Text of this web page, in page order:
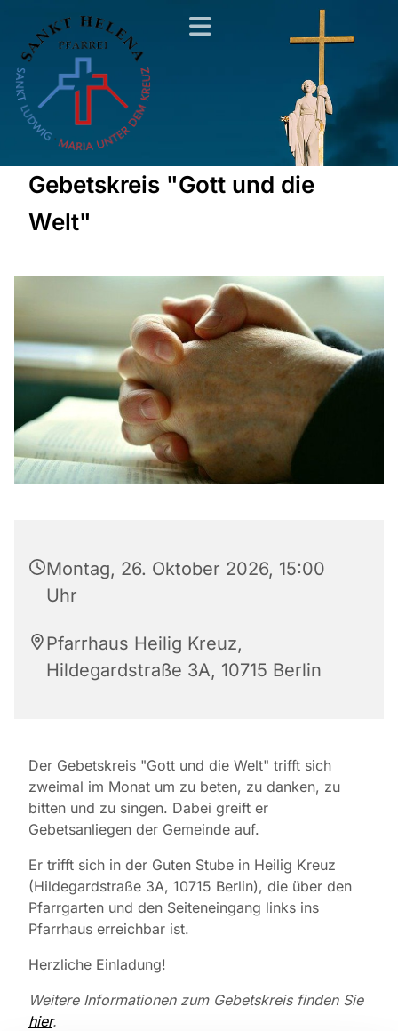
Gebetskreis "Gott und die
Welt"
Montag, 26. Oktober 2026, 15:00
Uhr
Pfarrhaus Heilig Kreuz,
Hildegardstraße 3A, 10715 Berlin
Der Gebetskreis "Gott und die Welt" trifft sich
zweimal im Monat um zu beten, zu danken, zu
bitten und zu singen. Dabei greift er
Gebetsanliegen der Gemeinde auf.
Er trifft sich in der Guten Stube in Heilig Kreuz
(Hildegardstraße 3A, 10715 Berlin), die über den
Pfarrgarten und den Seiteneingang links ins
Pfarrhaus erreichbar ist.
Herzliche Einladung!
Weitere Informationen zum Gebetskreis finden Sie
hier.